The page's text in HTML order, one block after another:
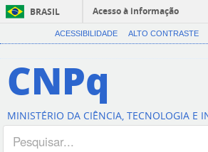
BRASIL
Acesso à informação
ACESSIBILIDADE ALTO CONTRASTE
CNPq
MINISTÉRIO DA CIÊNCIA, TECNOLOGIA E